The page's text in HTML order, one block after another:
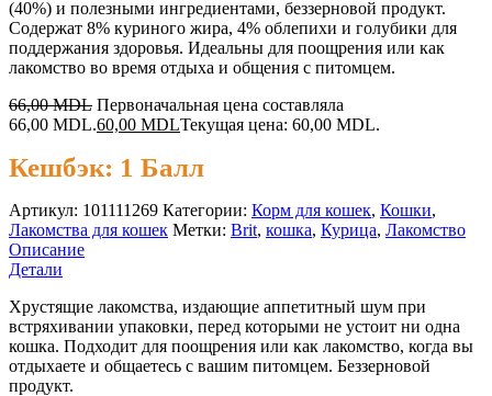
(40%) и полезными ингредиентами, беззерновой продукт.
Содержат 8% куриного жира, 4% облепихи и голубики для
поддержания здоровья. Идеальны для поощрения или как
лакомство во время отдыха и общения с питомцем.
66,00MDL Первоначальная цена составляла
66,00 MDL.60,00 MDLТекущая цена: 60,00 MDL.
Кешбэк: 1 Балл
Артикул: 101111269 Категории: Корм для кошек, Кошки,
Лакомства для кошек Метки: Brit, кошка, Курица, Лакомство
Описание
Детали
Хрустящие лакомства, издающие аппетитный шум при
встряхивании упаковки, перед которыми не устоит ни одна
кошка. Подходит для поощрения или как лакомство, когда вы
отдыхаете и общаетесь с вашим питомцем. Беззерновой
продукт.